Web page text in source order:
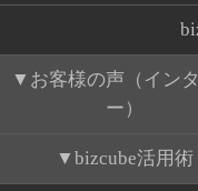
お客様の声（イン
ー）
bizcube活用術